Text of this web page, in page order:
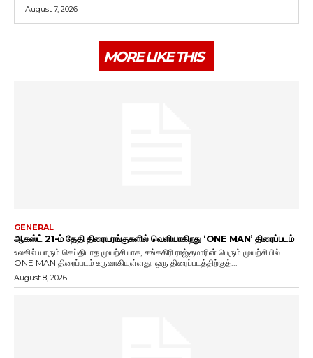
August 7, 2026
MORE LIKE THIS
GENERAL
ஆகஸ்ட் 21-ம் தேதி திரையரங்குகளில் வெளியாகிறது ‘ONE MAN’ திரைப்படம்
உலகில் யாரும் செய்திடாத முயற்சியாக, சங்ககிரி ராஜ்குமாரின் பெரும் முயற்சியில்
ONE MAN திரைப்படம் உருவாகியுள்ளது. ஒரு திரைப்படத்திற்குத்...
August 8, 2026